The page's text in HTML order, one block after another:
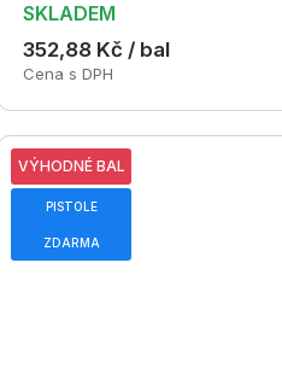
SKLADEM
352,88 Kč / bal
Cena s DPH
VÝHODNÉ BAL
PISTOLE
ZDARMA